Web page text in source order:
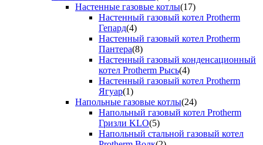
Настенные газовые котлы(17)
Настенный газовый котел Protherm
Гепард(4)
Настенный газовый котел Protherm
Пантера(8)
Настенный газовый конденсационный
котел Protherm Рысь(4)
Настенный газовый котел Protherm
Ягуар(1)
Напольные газовые котлы(24)
Напольный газовый котел Protherm
Гризли KLO(5)
Напольный стальной газовый котел